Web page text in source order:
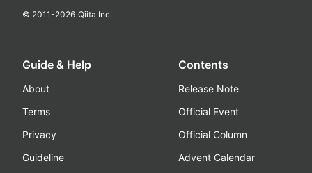
© 2011-2026 Qiita Inc.
Guide & Help
About
Terms
Privacy
Guideline
Contents
Release Note
Official Event
Official Column
Advent Calendar